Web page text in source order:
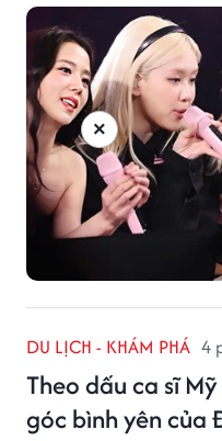
DU LỊCH - KHÁM PHÁ 4
Theo dấu ca sĩ
góc bình yên của
×